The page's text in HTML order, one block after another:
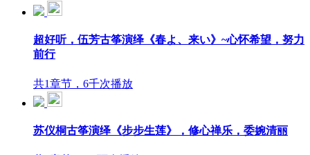
超好听，伍芳古筝演绎《春よ、来い》~心怀希望，努力
前行
共1章节，6千次播放
苏仪桐古筝演绎《步步生莲》，修心禅乐，委婉清丽